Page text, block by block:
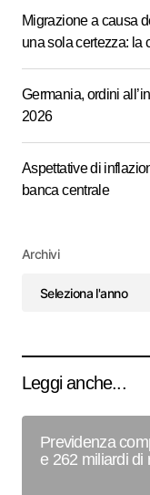
Migrazione a causa
una sola certezza: la
Germania, ordini
2026
Aspettative di
banca centrale
Archivi
Leggi anche...
Previdenza
e 262 miliardi di